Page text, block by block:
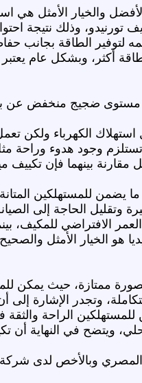
والخيار الأمثل هي
وذلك نتيجة
لتوفير الطاقة بجانب
أكثر، وبشكل عام
مستوى ضجيج منخفض عن
الكهرباء ولكن
تستلزم وجود هدوء وراحة
بينهما فإن تكييف
ما يضمن للمستهلكين
وتقليل الحاجة إلى
الافتراضي للمكيف،
هو الخيار الأمثل
ممتازة، حيث يمكن
وتجدر الإشارة
الراحة والثقة
ويتضح في النهاية أن
وبالأخص لدى شركة